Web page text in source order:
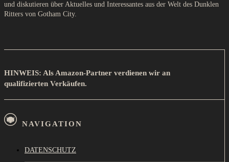
und diskutieren über Aktuelles und Interessantes aus der Welt des Dunklen
Ritters von Gotham City.
HINWEIS: Als Amazon-Partner verdienen wir an
qualifizierten Verkäufen.
NAVIGATION
DATENSCHUTZ